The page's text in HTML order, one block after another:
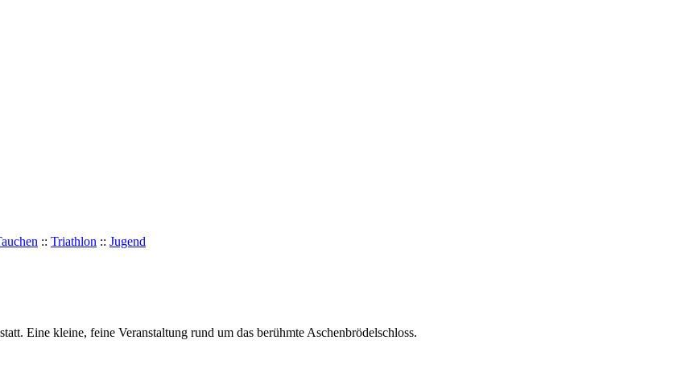
:: Triathlon :: Jugend
Eine kleine, feine Veranstaltung rund um das berühmte Aschenbrödelschloss.